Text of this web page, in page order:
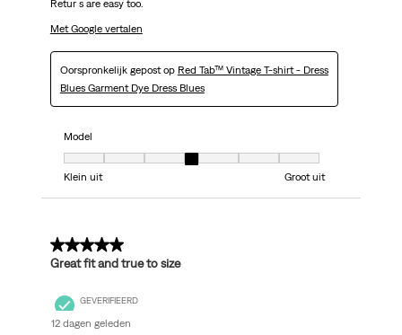
Retur s are easy too.
Met Google vertalen
Oorspronkelijk gepost op Red Tab™ Vintage T-shirt - Dress
Blues Garment Dye Dress Blues
Model
Model, 4 van 7, waarbij 1 gelijk is aan Klein uit en 7 gelijk is aan Groot uit
Klein uit
Groot uit
5 van 5 sterren.
Great fit and true to size
GEVERIFIEERD
12 dagen geleden